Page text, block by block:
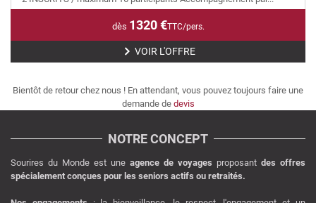
dès 1320€TTC/pers.
VOIR L'OFFRE
Bientôt de retour chez nous ! En attendant, vous pouvez toujours faire une
demande de devis
NOTRE CONCEPT
Sourires du Monde est une agence de voyages proposant des offres
spécialement conçues pour les seniors actifs ou retraités.